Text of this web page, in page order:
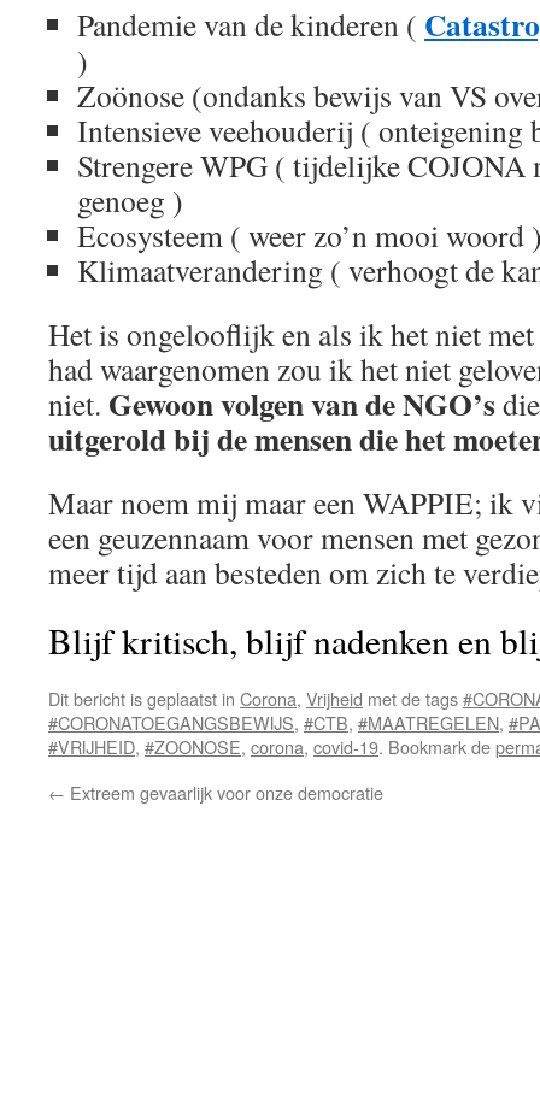
Pandemie van de kinderen (
)
Zoönose (ondanks bewijs van VS
Intensieve veehouderij ( onteigening
Strengere WPG ( tijdelijke COJONA
genoeg )
Ecosysteem ( weer zo’n mooi woord
Klimaatverandering ( verhoogt de
Het is ongelooflijk en als ik het niet met
had waargenomen zou ik het niet
niet. Gewoon volgen van de NGO’s
uitgerold bij de mensen die het
Maar noem mij maar een WAPPIE; ik
een geuzennaam voor mensen met
meer tijd aan besteden om zich te
Blijf kritisch, blijf nadenken en
Dit bericht is geplaatst in Corona, Vrijheid met de tags
#CORONATOEGANGSBEWIJS, #CTB, #MAATREGELEN,
#VRIJHEID, #ZOONOSE, corona, covid-19. Bookmark de
← Extreem gevaarlijk voor onze democratie